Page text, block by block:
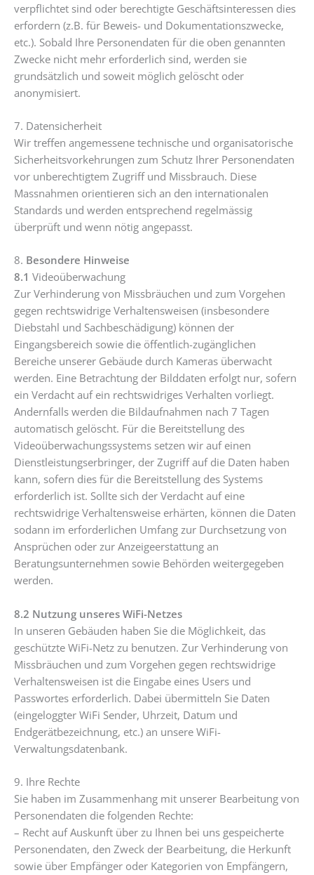
verpflichtet sind oder berechtigte Geschäftsinteressen dies
erfordern (z.B. für Beweis- und Dokumentationszwecke,
etc.). Sobald Ihre Personendaten für die oben genannten
Zwecke nicht mehr erforderlich sind, werden sie
grundsätzlich und soweit möglich gelöscht oder
anonymisiert.
7. Datensicherheit
Wir treffen angemessene technische und organisatorische
Sicherheitsvorkehrungen zum Schutz Ihrer Personendaten
vor unberechtigtem Zugriff und Missbrauch. Diese
Massnahmen orientieren sich an den internationalen
Standards und werden entsprechend regelmässig
überprüft und wenn nötig angepasst.
8. Besondere Hinweise
8.1 Videoüberwachung
Zur Verhinderung von Missbräuchen und zum Vorgehen
gegen rechtswidrige Verhaltensweisen (insbesondere
Diebstahl und Sachbeschädigung) können der
Eingangsbereich sowie die öffentlich-zugänglichen
Bereiche unserer Gebäude durch Kameras überwacht
werden. Eine Betrachtung der Bilddaten erfolgt nur, sofern
ein Verdacht auf ein rechtswidriges Verhalten vorliegt.
Andernfalls werden die Bildaufnahmen nach 7 Tagen
automatisch gelöscht. Für die Bereitstellung des
Videoüberwachungssystems setzen wir auf einen
Dienstleistungserbringer, der Zugriff auf die Daten haben
kann, sofern dies für die Bereitstellung des Systems
erforderlich ist. Sollte sich der Verdacht auf eine
rechtswidrige Verhaltensweise erhärten, können die Daten
sodann im erforderlichen Umfang zur Durchsetzung von
Ansprüchen oder zur Anzeigeerstattung an
Beratungsunternehmen sowie Behörden weitergegeben
werden.
8.2 Nutzung unseres WiFi-Netzes
In unseren Gebäuden haben Sie die Möglichkeit, das
geschützte WiFi-Netz zu benutzen. Zur Verhinderung von
Missbräuchen und zum Vorgehen gegen rechtswidrige
Verhaltensweisen ist die Eingabe eines Users und
Passwortes erforderlich. Dabei übermitteln Sie Daten
(eingeloggter WiFi Sender, Uhrzeit, Datum und
Endgerätbezeichnung, etc.) an unsere WiFi-
Verwaltungsdatenbank.
9. Ihre Rechte
Sie haben im Zusammenhang mit unserer Bearbeitung von
Personendaten die folgenden Rechte:
– Recht auf Auskunft über zu Ihnen bei uns gespeicherte
Personendaten, den Zweck der Bearbeitung, die Herkunft
sowie über Empfänger oder Kategorien von Empfängern,